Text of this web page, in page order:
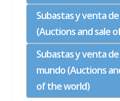
Subastas y venta
(Auctions and sale
Subastas y venta
mundo (Auctions
of the world)